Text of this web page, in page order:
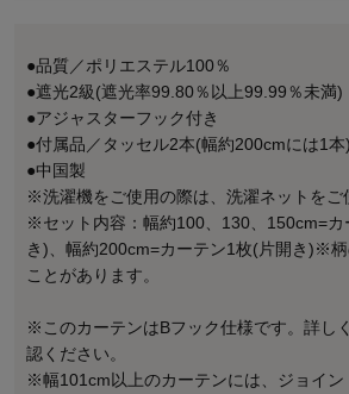
●品質／ポリエステル100％
●遮光2級(遮光率99.80％以上99.99％未満)
●アジャスターフック付き
●付属品／タッセル2本(幅約200cmには1本)
●中国製
※洗濯機をご使用の際は、洗濯ネットをご
※セット内容：幅約100、130、150cm=カ
き)、幅約200cm=カーテン1枚(片開き)※
ことがあります。
※このカーテンはBフック仕様です。詳し
認ください。
※幅101cm以上のカーテンには、ジョイン